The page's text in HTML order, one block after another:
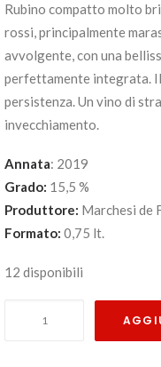
Rubino compatto molto
rossi, principalmente
avvolgente, con una
perfettamente integrata.
persistenza. Un vino di
invecchiamento.
Annata: 2019
Grado: 15,5 %
Produttore: Marchesi de
Formato: 0,75 lt.
12 disponibili